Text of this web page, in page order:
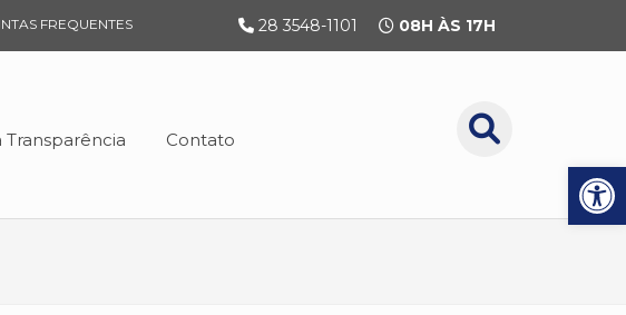
28 3548-1101 08H ÀS 17H
FREQUENTES
Transparência Contato